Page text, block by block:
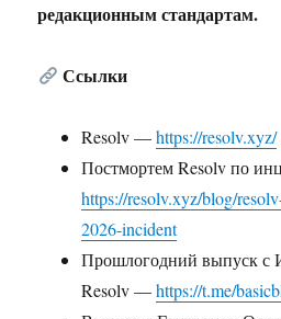
редакционным стандартам.
Ссылки
Resolv —https://resolv.xyz/
Постмортем Resolv по
https://resolv.xyz/blog/
2026-incident
Прошлогодний выпуск с
Resolv —https://t.me/